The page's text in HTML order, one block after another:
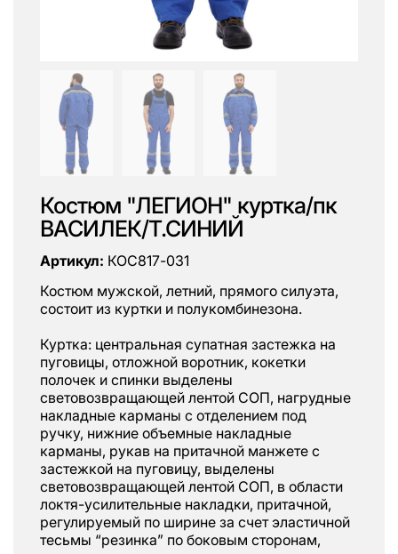
Костюм "ЛЕГИОН" куртка/пк
ВАСИЛЕК/Т.СИНИЙ
Артикул: КОС817-031
Костюм мужской, летний, прямого силуэта,
состоит из куртки и полукомбинезона.
Куртка: центральная супатная застежка на
пуговицы, отложной воротник, кокетки
полочек и спинки выделены
световозвращающей лентой СОП, нагрудные
накладные карманы с отделением под
ручку, нижние объемные накладные
карманы, рукав на притачной манжете с
застежкой на пуговицу, выделены
световозвращающей лентой СОП, в области
локтя-усилительные накладки, притачной,
регулируемый по ширине за счет эластичной
тесьмы “резинка” по боковым сторонам,